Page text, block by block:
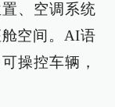
、空调系统
空间。AI语
操控车辆，